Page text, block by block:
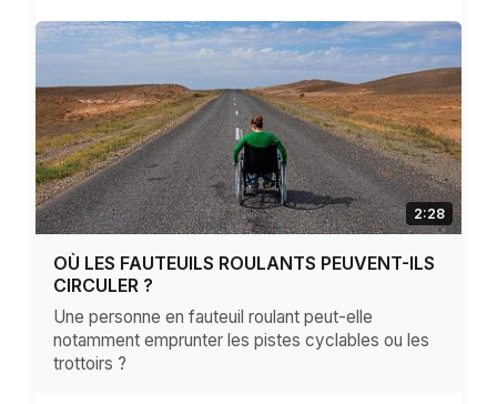
2:28
OÙ LES FAUTEUILS ROULANTS PEUVENT-ILS
CIRCULER ?
Une personne en fauteuil roulant peut-elle
notamment emprunter les pistes cyclables ou les
trottoirs ?